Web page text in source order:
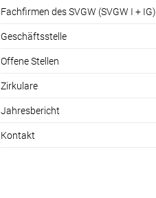
Fachfirmen des SVGW (SVGW I + IG)
Geschäftsstelle
Offene Stellen
Zirkulare
Jahresbericht
Kontakt